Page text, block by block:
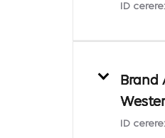
ID cerere:
Brand
ID cerere: